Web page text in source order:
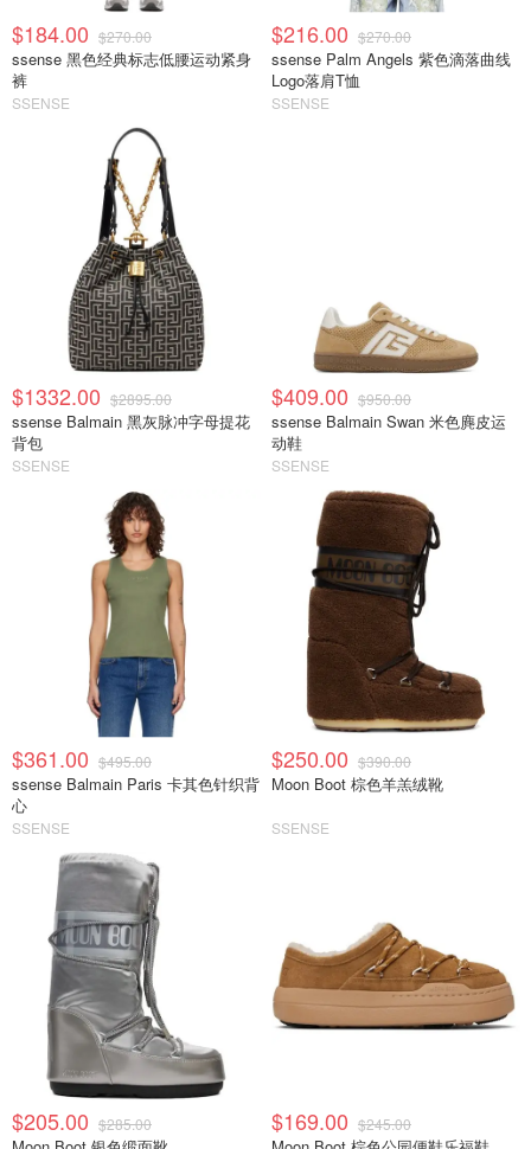
$184.00 $270.00
ssense 黑色经典标志低腰运动紧身
裤
SSENSE
$216.00 $270.00
ssense Palm Angels 紫色滴落曲线
Logo落肩T恤
SSENSE
$1332.00 $2895.00
ssense Balmain 黑灰脉冲字母提花
背包
SSENSE
$409.00 $950.00
ssense Balmain Swan 米色麂皮运
动鞋
SSENSE
$361.00 $495.00
ssense Balmain Paris 卡其色针织背
心
SSENSE
$250.00 $390.00
Moon Boot 棕色羊羔绒靴
SSENSE
$205.00 $285.00 $169.00 $245.00